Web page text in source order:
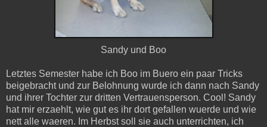
Sandy und Boo
Letztes Semester habe ich Boo im Buero ein paar Tricks
beigebracht und zur Belohnung wurde ich dann nach Sandy
und ihrer Tochter zur dritten Vertrauensperson. Cool! Sandy
hat mir erzaehlt, wie gut es ihr dort gefallen wuerde und wie
nett alle waeren. Im Herbst soll sie auch unterrichten, ich